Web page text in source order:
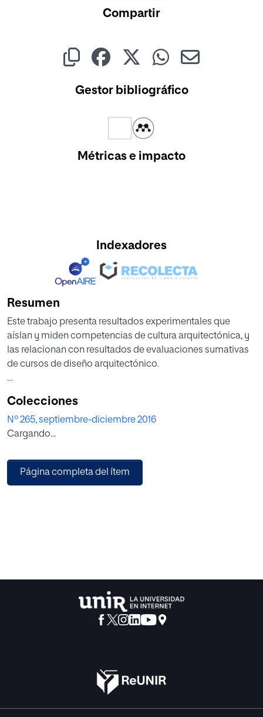
Compartir
Gestor bibliográfico
Métricas e impacto
Indexadores
Resumen
Este trabajo presenta resultados experimentales que
aíslan y miden competencias de cultura arquitectónica, y
las relacionan con resultados de evaluaciones sumativas
de cursos de diseño arquitectónico.
de un desplazamiento de la formación humanística por un
adiestramiento para el trabajo. Antes de que se hablara de
competencias, en el campo de la arquitectura ya se
requiere cultura arquitectónica ni formación humanística.
Frente a dichas teorías, este trabajo presenta resultados
Colecciones
Nº 265, septiembre-diciembre 2016
Cargando...
Página completa del ítem